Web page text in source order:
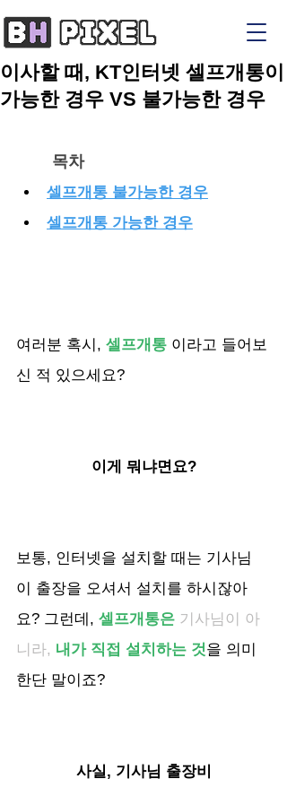
이사할 때, KT인터넷 셀프개통이
가능한 경우 VS 불가능한 경우
목차
셀프개통 불가능한 경우
셀프개통 가능한 경우
여러분 혹시, 셀프개통 이라고 들어보
신 적 있으세요?
이게 뭐냐면요?
보통, 인터넷을 설치할 때는 기사님
이 출장을 오셔서 설치를 하시잖아
요? 그런데, 셀프개통은 기사님이 아
니라, 내가 직접 설치하는 것을 의미
한단 말이죠?
사실, 기사님 출장비